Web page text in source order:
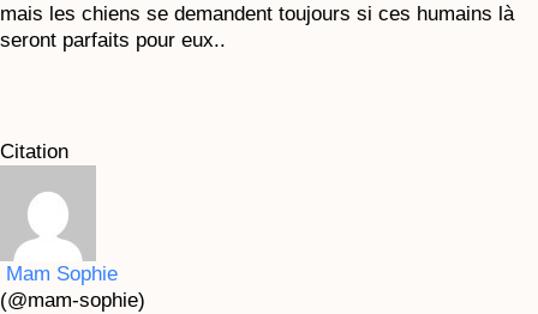
mais les chiens se demandent toujours si ces humains là
seront parfaits pour eux..
Citation
Mam Sophie
(@mam-sophie)